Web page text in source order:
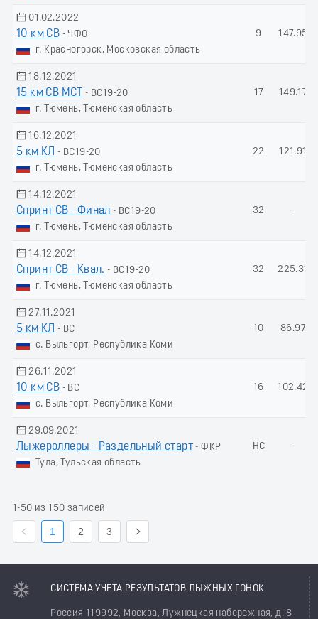
01.02.2022
10 км СВ - ЧФО
г. Красногорск, Московская область
9 147.95
18.12.2021
15 км СВ МСТ
- ВС19-20
г. Тюмень, Тюменская область
17 149.17
16.12.2021
5 км КЛ
- ВС19-20
г. Тюмень, Тюменская область
22 121.91
14.12.2021
Спринт СВ - Финал - ВС19-20
г. Тюмень, Тюменская область
32 -
14.12.2021
Спринт СВ - Квал. - ВС19-20
г. Тюмень, Тюменская область
32 225.31
27.11.2021
5 км КЛ
- ВС
с. Выльгорт, Республика Коми
10 86.97
26.11.2021
10 км СВ - ВС
с. Выльгорт, Республика Коми
16 102.42
29.09.2021
Лыжероллеры - Раздельный старт - ФКР
Тула, Тульская область
НС -
1-50 из 150 записей
1 2 3
СИСТЕМА УЧЕТА РЕЗУЛЬТАТОВ ЛЫЖНЫХ ГОНОК
Россия 119992, Москва, Лужнецкая набережная, д. 8